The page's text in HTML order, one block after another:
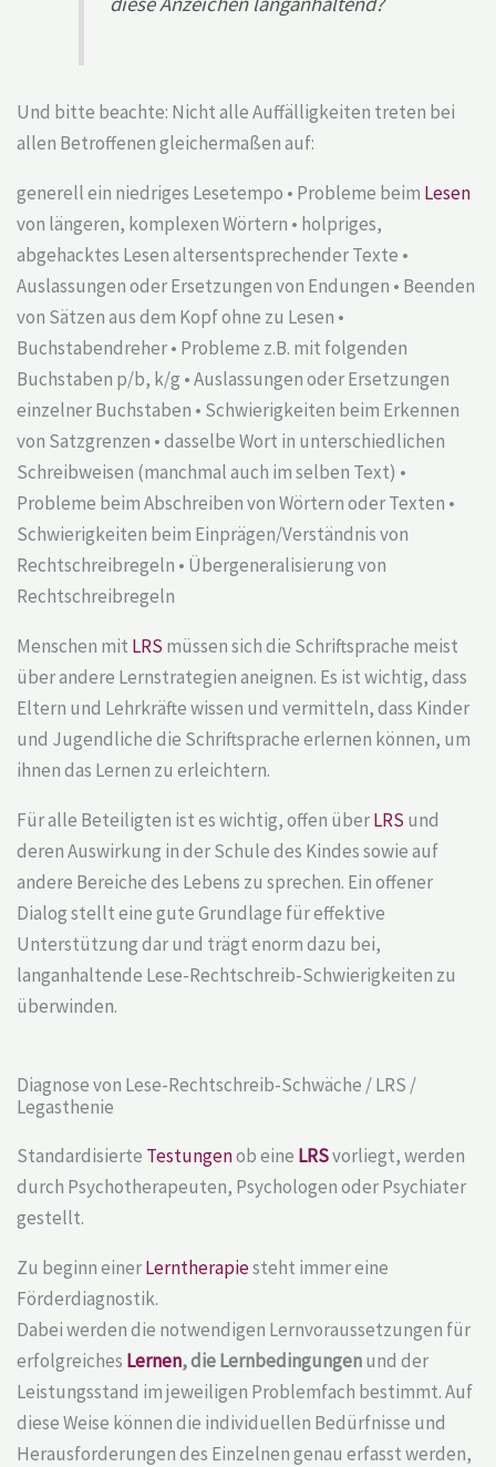
Und bitte beachte: Nicht alle Auffälligkeiten treten bei
allen Betroffenen gleichermaßen auf:
generell ein niedriges Lesetempo • Probleme beim Lesen
von längeren, komplexen Wörtern • holpriges,
abgehacktes Lesen altersentsprechender Texte •
Auslassungen oder Ersetzungen von Endungen • Beenden
von Sätzen aus dem Kopf ohne zu Lesen •
Buchstabendreher • Probleme z.B. mit folgenden
Buchstaben p/b, k/g • Auslassungen oder Ersetzungen
einzelner Buchstaben • Schwierigkeiten beim Erkennen
von Satzgrenzen • dasselbe Wort in unterschiedlichen
Schreibweisen (manchmal auch im selben Text) •
Probleme beim Abschreiben von Wörtern oder Texten •
Schwierigkeiten beim Einprägen/Verständnis von
Rechtschreibregeln • Übergeneralisierung von
Rechtschreibregeln
Menschen mit LRS müssen sich die Schriftsprache meist
über andere Lernstrategien aneignen. Es ist wichtig, dass
Eltern und Lehrkräfte wissen und vermitteln, dass Kinder
und Jugendliche die Schriftsprache erlernen können, um
ihnen das Lernen zu erleichtern.
Für alle Beteiligten ist es wichtig, offen überLRS und
deren Auswirkung in der Schule des Kindes sowie auf
andere Bereiche des Lebens zu sprechen. Ein offener
Dialog stellt eine gute Grundlage für effektive
Unterstützung dar und trägt enorm dazu bei,
langanhaltende Lese-Rechtschreib-Schwierigkeiten zu
überwinden.
Diagnose von Lese-Rechtschreib-Schwäche / LRS /
Legasthenie
Standardisierte Testungenob eine LRSvorliegt, werden
durch Psychotherapeuten, Psychologen oder Psychiater
gestellt.
Zu beginn einerLerntherapiesteht immer eine
Förderdiagnostik.
Dabei werden die notwendigen Lernvoraussetzungen für
erfolgreiches Lernen, die Lernbedingungenund der
Leistungsstand im jeweiligen Problemfach bestimmt. Auf
diese Weise können die individuellen Bedürfnisse und
Herausforderungen des Einzelnen genau erfasst werden,